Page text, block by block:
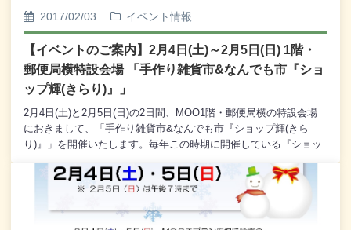
2017/02/03 イベント情報
【イベントのご案内】2月4日(土)～2月5日(日) 1階・
郵便局横特設会場 「手作り雑貨市&なんでも市『ショ
ップ輝(きらり)』」
2月4日(土)と2月5日(日)の2日間、MOO1階・郵便局横の特設会場
におきまして、「手作り雑貨市&なんでも市『ショップ輝(きら
り)』」を開催いたします。毎年この時期に開催している『ショッ
製作した手作り雑貨や、事前に募集された未使用の衣類や雑貨、
可愛らしい手作り商品などを展示販売いたします。もしかする
と、思わぬ掘り出し物が見つかるかもしれません。ぜひこの機会
に皆様お誘いあわせのうえ、ご来場くださいませ。